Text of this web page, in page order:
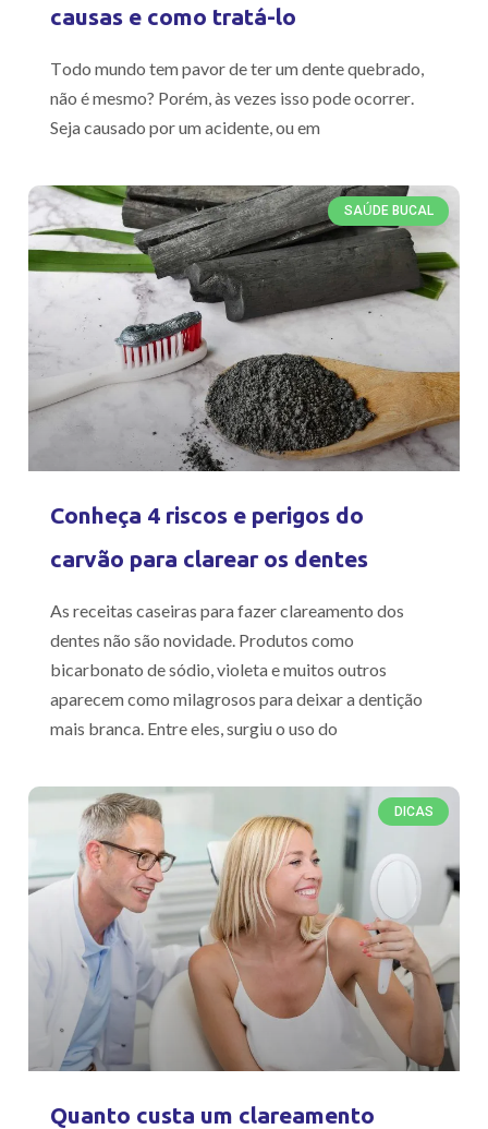
causas e como tratá-lo
Todo mundo tem pavor de ter um dente quebrado,
não é mesmo? Porém, às vezes isso pode ocorrer.
Seja causado por um acidente, ou em
SAÚDE BUCAL
Conheça 4 riscos e perigos do
carvão para clarear os dentes
As receitas caseiras para fazer clareamento dos
dentes não são novidade. Produtos como
bicarbonato de sódio, violeta e muitos outros
aparecem como milagrosos para deixar a dentição
mais branca. Entre eles, surgiu o uso do
DICAS
Quanto custa um clareamento